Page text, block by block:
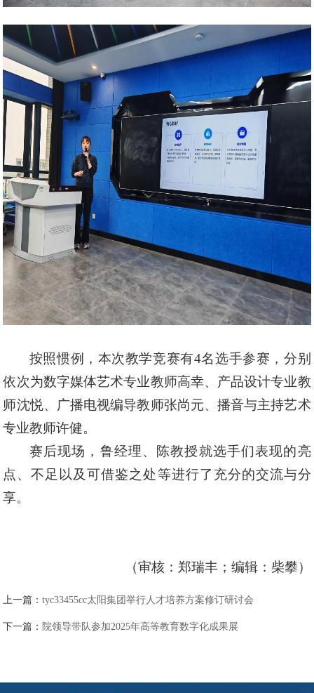
按照惯例，本次教学竞赛有4名选手参赛，分别
依次为数字媒体艺术专业教师高幸、产品设计专业教
师沈悦、广播电视编导教师张尚元、播音与主持艺术
专业教师许健。
赛后现场，鲁经理、陈教授就选手们表现的亮
点、不足以及可借鉴之处等进行了充分的交流与分
享。
（审核：郑瑞丰；编辑：柴攀）
上一篇：tyc33455cc太阳集团举行人才培养方案修订研讨会
下一篇： 院领导带队参加2025年高等教育数字化成果展